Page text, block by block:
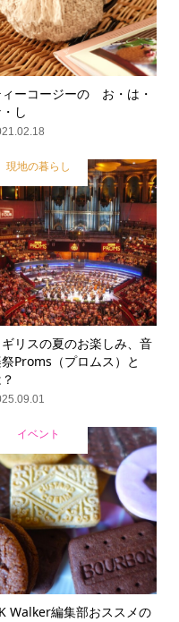
ィーコージーの お・は・
し
現地の暮らし
リスの夏のお楽しみ、音
Proms（プロムス）と
イベント
Walker編集部おススメの